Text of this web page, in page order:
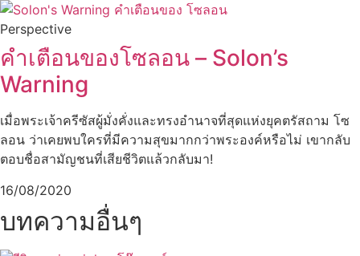
Perspective
คำเตือนของโซลอน – Solon’s
Warning
เมื่อพระเจ้าครีซัสผู้มั่งคั่งและทรงอำนาจที่สุดแห่งยุคตรัสถาม โซ
ลอน ว่าเคยพบใครที่มีความสุขมากกว่าพระองค์หรือไม่ เขากลับ
ตอบชื่อสามัญชนที่เสียชีวิตแล้วกลับมา!
16/08/2020
บทความอื่นๆ